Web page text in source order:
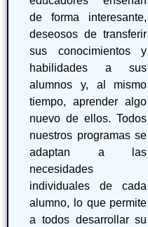
de forma interesante,
deseosos de transferir
sus conocimientos y
habilidades a sus
alumnos y, al mismo
tiempo, aprender algo
nuevo de ellos. Todos
nuestros programas se
adaptan a las
necesidades
individuales de cada
alumno, lo que permite
a todos desarrollar su